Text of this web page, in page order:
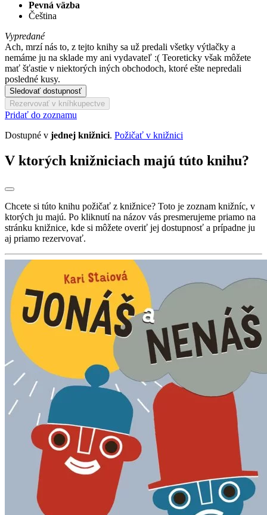
Pevná väzba
Čeština
Vypredané
Ach, mrzí nás to, z tejto knihy sa už predali všetky výtlačky a
nemáme ju na sklade my ani vydavateľ :( Teoreticky však môžete
mať šťastie v niektorých iných obchodoch, ktoré ešte nepredali
posledné kusy.
Sledovať dostupnosť
Rezervovať v kníhkupectve
Pridať do zoznamu
Dostupné v jednej knižnici. Požičať v knižnici
V ktorých knižniciach majú túto knihu?
Chcete si túto knihu požičať z knižnice? Toto je zoznam knižníc, v
ktorých ju majú. Po kliknutí na názov vás presmerujeme priamo na
stránku knižnice, kde si môžete overiť jej dostupnosť a prípadne ju
aj priamo rezervovať.